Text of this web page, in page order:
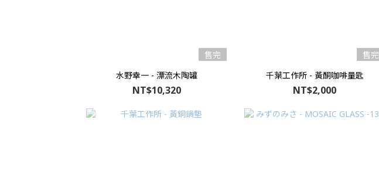
售完
水野幸一 - 漂流木陶罐
NT$10,320
售完
千葉工作所 - 黃酮咖啡量匙
NT$2,000